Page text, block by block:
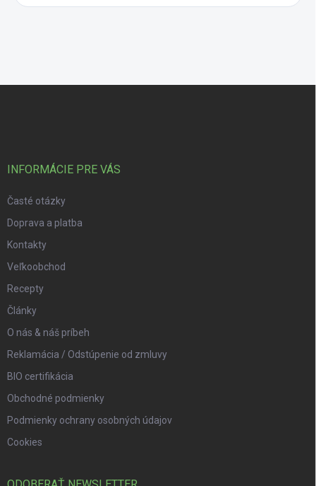
INFORMÁCIE PRE VÁS
Časté otázky
Doprava a platba
Kontakty
Veľkoobchod
Recepty
Články
O nás & náš príbeh
Reklamácia / Odstúpenie od zmluvy
BIO certifikácia
Obchodné podmienky
Podmienky ochrany osobných údajov
Cookies